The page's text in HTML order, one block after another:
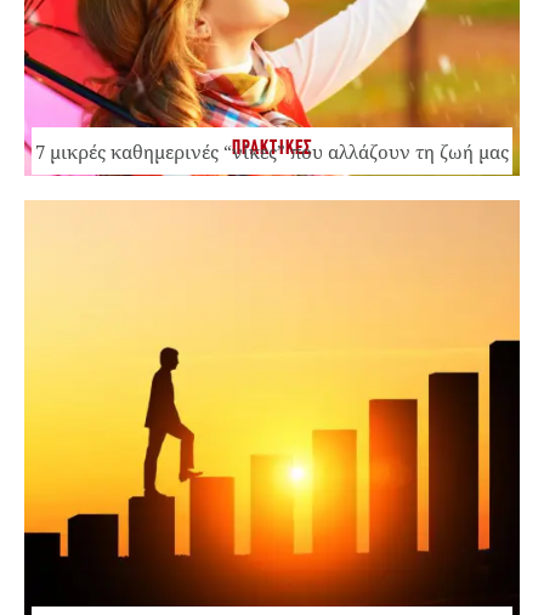
ΠΡΑΚΤΙΚΕΣ
7 μικρές καθημερινές “νίκες” που αλλάζουν τη ζωή μας